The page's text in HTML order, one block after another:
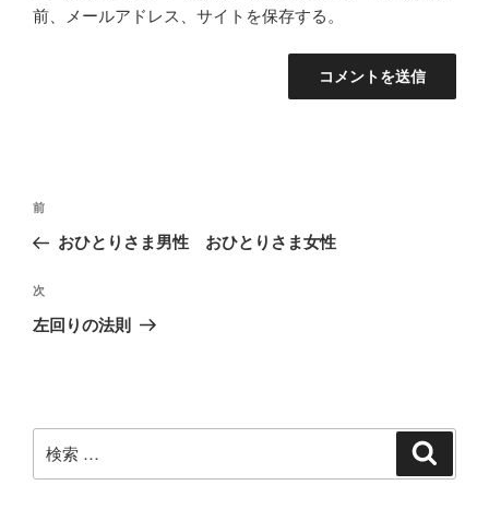
前、メールアドレス、サイトを保存する。
投
ナ
ビ
ゲ
ン
過
去
投
稿
前
おひとりさま男性 おひとりさま女性
次
の
次
左回りの法則
索: